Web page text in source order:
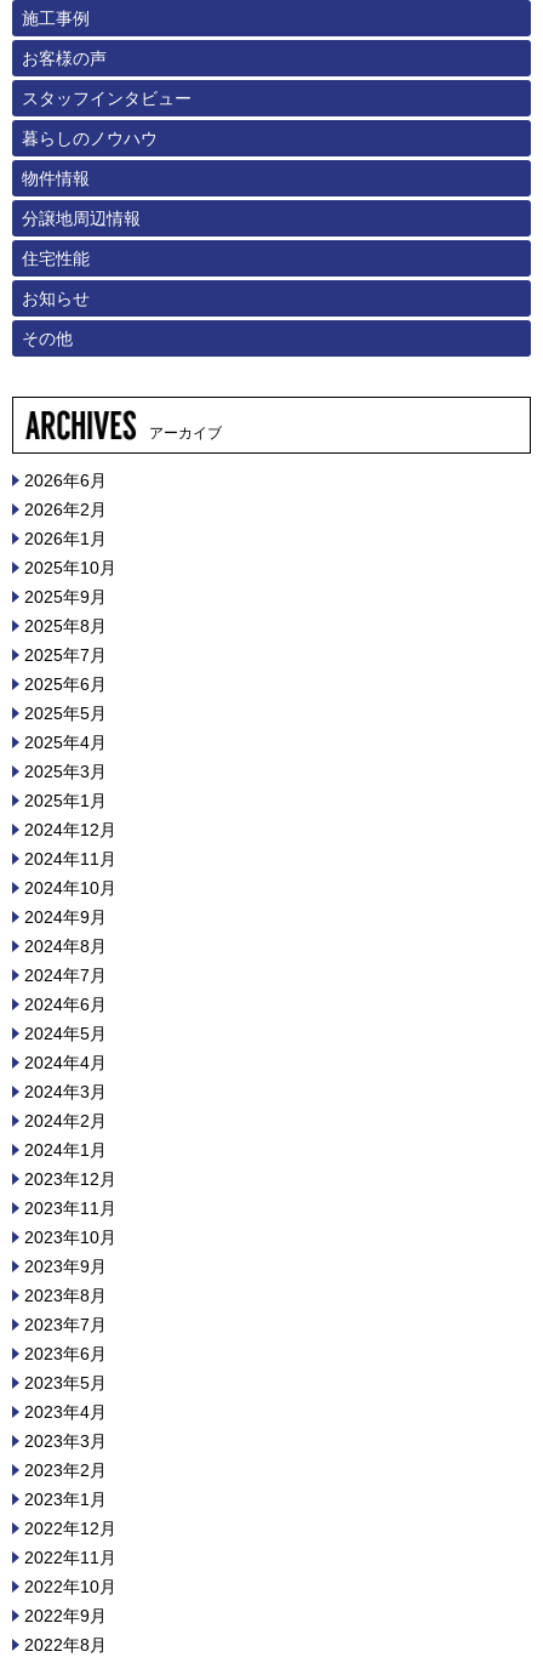
施工事例
お客様の声
スタッフインタビュー
暮らしのノウハウ
物件情報
分譲地周辺情報
住宅性能
お知らせ
その他
アーカイブ
2026年6月
2026年2月
2026年1月
2025年10月
2025年9月
2025年8月
2025年7月
2025年6月
2025年5月
2025年4月
2025年3月
2025年1月
2024年12月
2024年11月
2024年10月
2024年9月
2024年8月
2024年7月
2024年6月
2024年5月
2024年4月
2024年3月
2024年2月
2024年1月
2023年12月
2023年11月
2023年10月
2023年9月
2023年8月
2023年7月
2023年6月
2023年5月
2023年4月
2023年3月
2023年2月
2023年1月
2022年12月
2022年11月
2022年10月
2022年9月
2022年8月